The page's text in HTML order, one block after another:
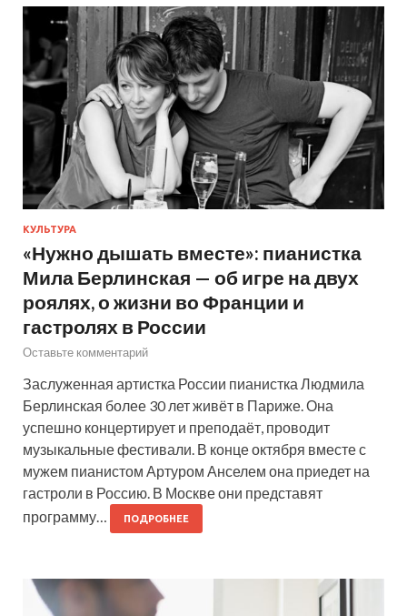
КУЛЬТУРА
«Нужно дышать вместе»: пианистка
Мила Берлинская — об игре на двух
роялях, о жизни во Франции и
гастролях в России
Оставьте комментарий
Заслуженная артистка России пианистка Людмила
Берлинская более 30 лет живёт в Париже. Она
успешно концертирует и преподаёт, проводит
музыкальные фестивали. В конце октября вместе с
мужем пианистом Артуром Анселем она приедет на
гастроли в Россию. В Москве они представят
программу…
ПОДРОБНЕЕ